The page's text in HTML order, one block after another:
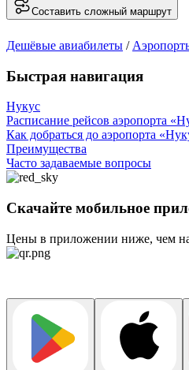
Составить сложный маршрут
Дешёвые авиабилеты /
Быстрая навигация
Нукус
Расписание рейсов аэропорта
Как добраться до аэропорта
Преимущества
Часто задаваемые вопросы
Скачайте мобильное
Цены в приложении ниже, чем